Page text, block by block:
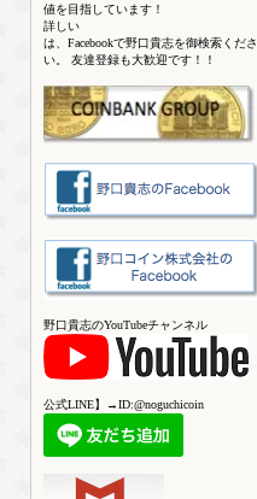
値を目指しています！
詳しい
は、Facebookで野口貴志を御検索くださ
い。 友達登録も大歓迎です！！
野口貴志のYouTubeチャンネル
公式LINE】→ID:@noguchicoin